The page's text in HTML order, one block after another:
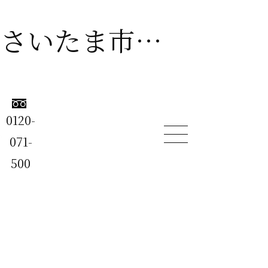
士事務所ビー・エル・ビルド
0120-
071-
500